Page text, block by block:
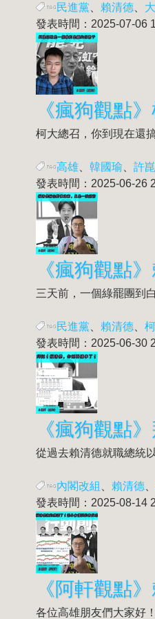
民進黨 賴清德
發表時間：2025-07-06
《瘋狗觀點
柯大總召，你到現在還
高雄 韓國瑜 許
發表時間：2025-06-26
《瘋狗觀點
三天前，一個綠罷團到
民進黨 賴清德
發表時間：2025-06-30
《瘋狗觀點
從過去賴清德就職總統
內閣改組 賴清德
發表時間：2025-08-14
《阿軒觀點
各位高雄朋友們大家好